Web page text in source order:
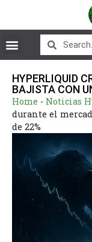
HYPERLIQUID
BAJISTA CON
Home - Noticias
durante el
de 22%